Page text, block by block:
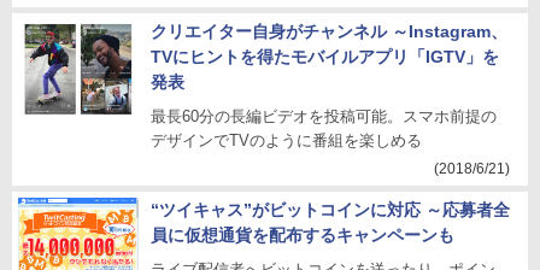
クリエイター自身がチャンネル ～Instagram、
TVにヒントを得たモバイルアプリ「IGTV」を
発表
最長60分の長編ビデオを投稿可能。スマホ前提の
デザインでTVのように番組を楽しめる
(2018/6/21)
“ツイキャス”がビットコインに対応 ～応募者全
員に仮想通貨を配布するキャンペーンも